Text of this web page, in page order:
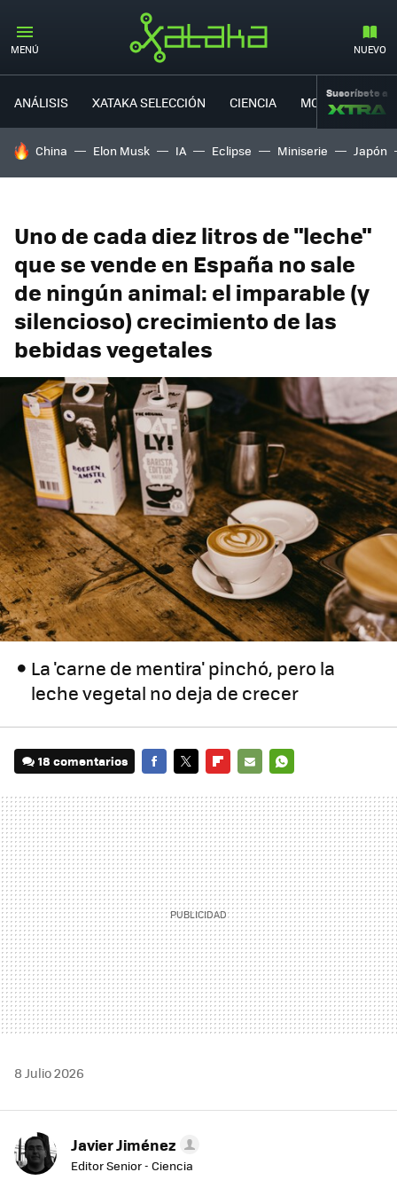
MENÚ NUEVO
ANÁLISIS XATAKA SELECCIÓN CIENCIA MOVILIDAD
Suscríbete a
HOY SE HABLA DE
China Elon Musk IA Eclipse Miniserie Japón
Uno de cada diez litros de "leche"
que se vende en España no sale
de ningún animal: el imparable (y
silencioso) crecimiento de las
bebidas vegetales
La 'carne de mentira' pinchó, pero la
leche vegetal no deja de crecer
18 comentarios
MAIL
8 Julio 2026
Javier Jiménez
Editor Senior - Ciencia